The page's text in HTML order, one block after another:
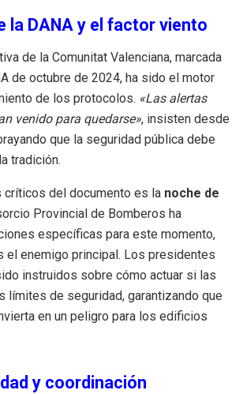
la DANA y el factor viento
de la Comunitat Valenciana, marcada
de octubre de 2024, ha sido el motor
de los protocolos. «Las alertas
venido para quedarse», insisten desde
que la seguridad pública debe
tradición.
críticos del documento es la noche de
Provincial de Bomberos ha
específicas para este momento,
el enemigo principal. Los presidentes
instruidos sobre cómo actuar si las
límites de seguridad, garantizando que
en un peligro para los edificios
y coordinación